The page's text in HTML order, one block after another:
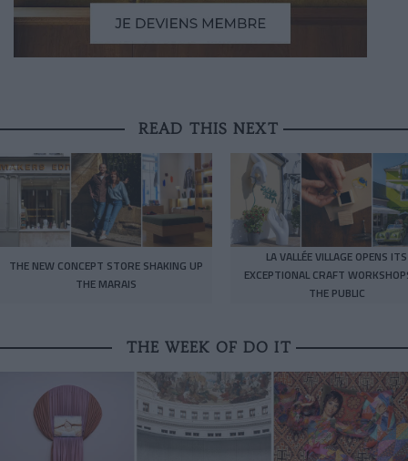
READ THIS NEXT
THE NEW CONCEPT STORE SHAKING UP
THE MARAIS
LA VALLÉE VILLAGE OPENS ITS
EXCEPTIONAL CRAFT
THE PUBLIC
THE WEEK OF DO IT